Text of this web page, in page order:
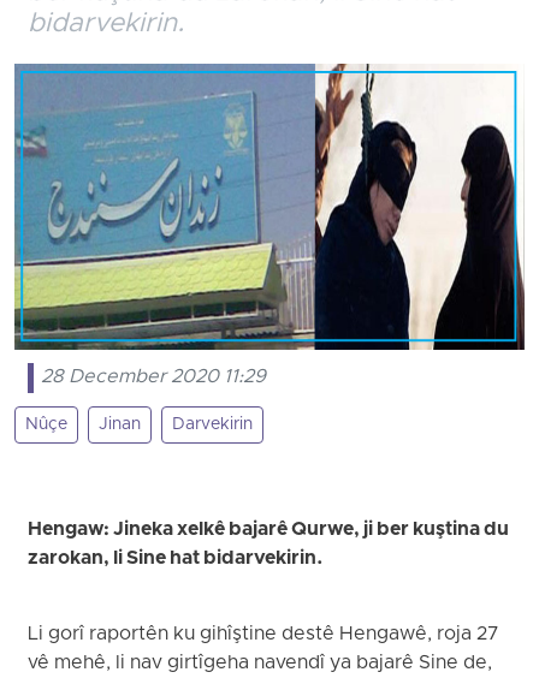
bidarvekirin.
28 December 2020 11:29
Nûçe Jinan Darvekirin
Hengaw: Jineka xelkê bajarê Qurwe, ji ber kuştina du
zarokan, li Sine hat bidarvekirin.
Li gorî raportên ku gihîştine destê Hengawê, roja 27
vê mehê, li nav girtîgeha navendî ya bajarê Sine de,